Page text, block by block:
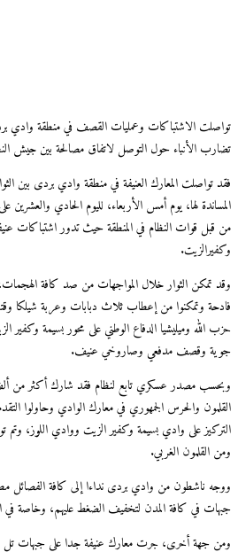
تواصلت الاشتباكات وعمليات القصف في منطقة وادي
تضارب الأنباء حول التوصل لاتفاق مصالحة بين جيش
فقد تواصلت المعارك العنيفة في منطقة وادي بردى بين
المساندة لها، يوم أمس الأربعاء، لليوم الحادي والعشرين
من قبل قوات النظام في المنطقة حيث تدور اشتباكات
وكفيرالزيت.
وقد تمكن الثوار خلال المواجهات من صد كافة الهجمات،
حزب الله وميليشيا الدفاع الوطني على محور بسيمة وكفير
جوية وقصف مدفعي وصاروخي عنيف.
وبحسب مصدر عسكري تابع لنظام فقد شارك أكثر من
القلمون والحرس الجمهوري في معارك الوادي وحاولوا
التركيز على وادي بسيمة وكفير الزيت ووادي اللوز،
ومن القلمون الغربي.
ووجه ناشطون من وادي بردى نداءا إلى كافة الفصائل
جبهات في كافة المدن لتخفيف الضغط عليهم، وخاصة في
ومن جهة أخرى، جرت معارك عنيفة جدا على جبهات تل